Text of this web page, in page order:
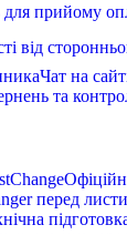
для прийому
від
Чат на
та
перед